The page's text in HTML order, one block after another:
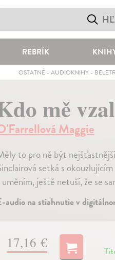
REBRÍK
OSTATNÉ -AUDIOKNIHY -
mě
Maggie
to pro ně být
setká s
uměním, ještě netuší, že se
audio na stiahnutie v
17,16 €